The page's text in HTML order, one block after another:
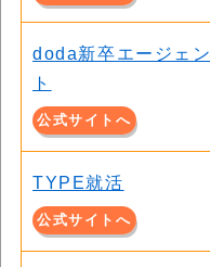
doda新卒エージェン
ト
公式サイトへ
TYPE就活
公式サイトへ